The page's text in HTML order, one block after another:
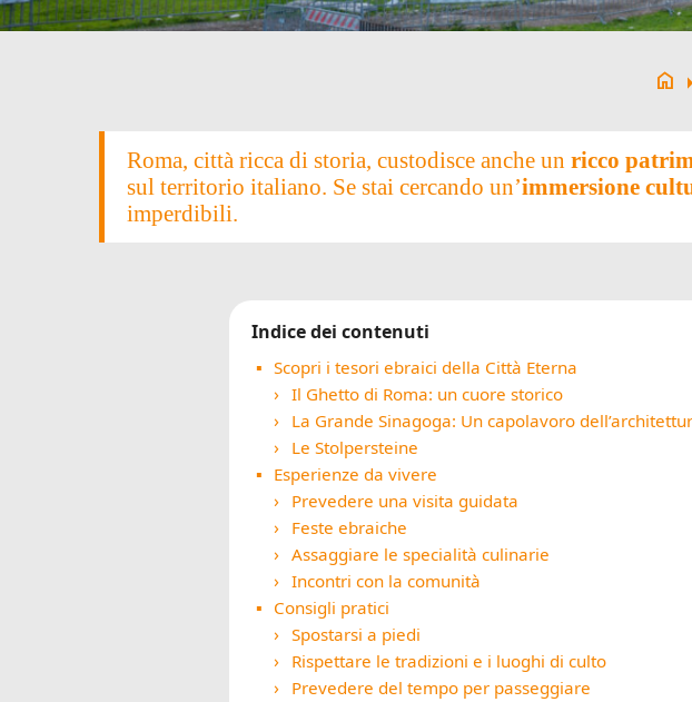
home arrow_right
Roma, città ricca di storia, custodisce anche unricco
sul territorio italiano. Se stai cercando un’immersione
imperdibili.
Indice dei contenuti
Scopri i tesori ebraici della Città Eterna
Il Ghetto di Roma: un cuore storico
La Grande Sinagoga: Un capolavoro
Le Stolpersteine
Esperienze da vivere
Prevedere una visita guidata
Feste ebraiche
Assaggiare le specialità culinarie
Incontri con la comunità
Consigli pratici
Spostarsi a piedi
Rispettare le tradizioni e i luoghi di culto
Prevedere del tempo per passeggiare